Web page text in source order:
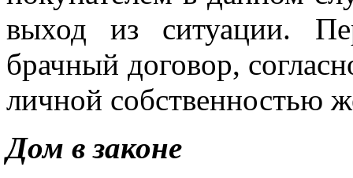
выход из ситуации.
брачный договор,
личной собственностью
Дом в законе